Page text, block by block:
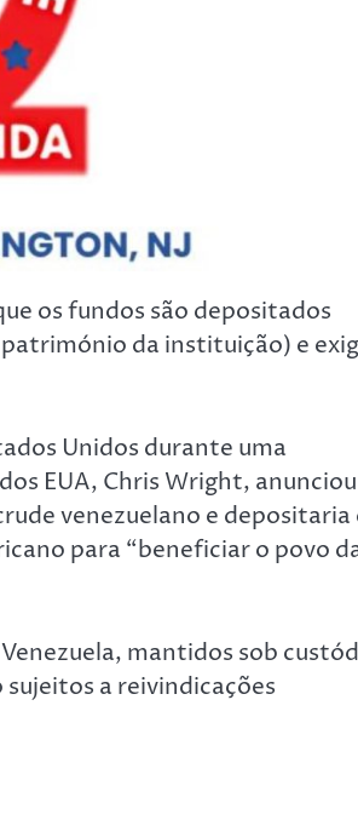
os fundos são depositados
da instituição) e
Unidos durante uma
EUA, Chris Wright, anunciou
venezuelano e depositaria
para “beneficiar o povo
mantidos sob
a reivindicações